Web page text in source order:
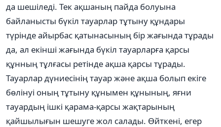
да шешіледі. Тек ақшаның пайда болуына
байланысты бүкіл тауарлар тұтыну құндары
түрінде айырбас қатынасының бір жағында тұрады
да, ал екінші жағында бүкіл тауарларға қарсы
құнның тұлғасы ретінде ақша қарсы тұрады.
Тауарлар дүниесінің тауар және ақша болып екіге
бөлінуі оның тұтыну құнымен құнының, яғни
тауардың ішкі қарама-қарсы жақтарының
қайшылығын шешуге жол салады. Өйткені, егер